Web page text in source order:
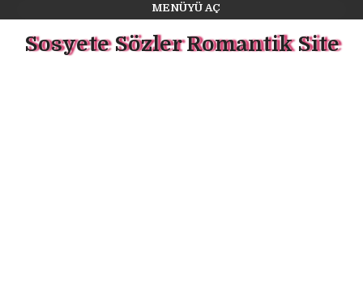
MENÜYÜ AÇ
Sosyete Sözler Romantik Site